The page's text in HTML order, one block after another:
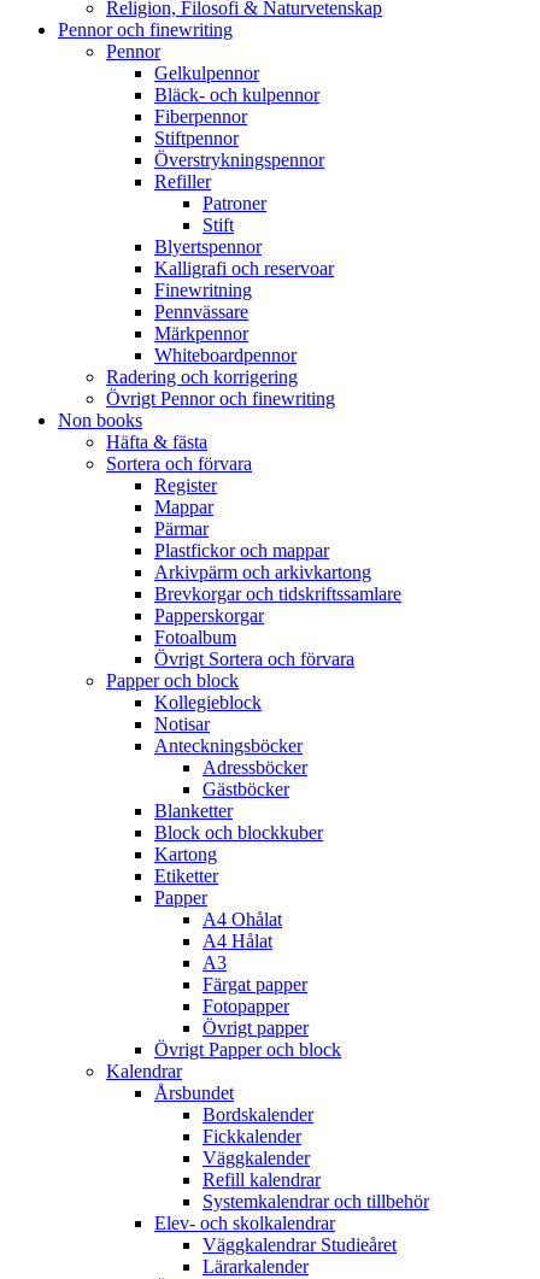
Religion, Filosofi & Naturvetenskap
Pennor och finewriting
Pennor
Gelkulpennor
Bläck- och kulpennor
Fiberpennor
Stiftpennor
Överstrykningspennor
Refiller
Patroner
Stift
Blyertspennor
Kalligrafi och reservoar
Finewritning
Pennvässare
Märkpennor
Whiteboardpennor
Radering och korrigering
Övrigt Pennor och finewriting
Non books
Häfta & fästa
Sortera och förvara
Register
Mappar
Pärmar
Plastfickor och mappar
Arkivpärm och arkivkartong
Brevkorgar och tidskriftssamlare
Papperskorgar
Fotoalbum
Övrigt Sortera och förvara
Papper och block
Kollegieblock
Notisar
Anteckningsböcker
Adressböcker
Gästböcker
Blanketter
Block och blockkuber
Kartong
Etiketter
Papper
A4 Ohålat
A4 Hålat
A3
Färgat papper
Fotopapper
Övrigt papper
Övrigt Papper och block
Kalendrar
Årsbundet
Bordskalender
Fickkalender
Väggkalender
Refill kalendrar
Systemkalendrar och tillbehör
Elev- och skolkalendrar
Väggkalendrar Studieåret
Lärarkalender